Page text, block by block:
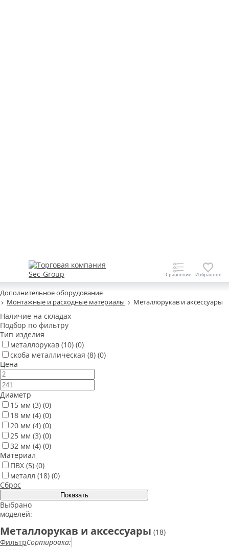
Дополнительное оборудование
Монтажные и расходные материалы
Металлорукав и аксессуары
Наличие на складах
Подбор по фильтру
Тип изделия
металлорукав (10) (0)
скоба металлическая (8) (0)
Цена
Диаметр
15 мм (3) (0)
18 мм (4) (0)
20 мм (4) (0)
25 мм (3) (0)
32 мм (4) (0)
Материал
ПВХ (5) (0)
металл (18) (0)
Сброс
Выбрано
моделей:
Металлорукав и аксессуары (18)
ФильтрСортировка: